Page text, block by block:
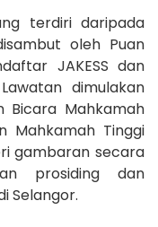
terdiri daripada
oleh Puan
JAKESS dan
dimulakan
Bicara Mahkamah
Mahkamah Tinggi
gambaran secara
prosiding dan
Selangor.